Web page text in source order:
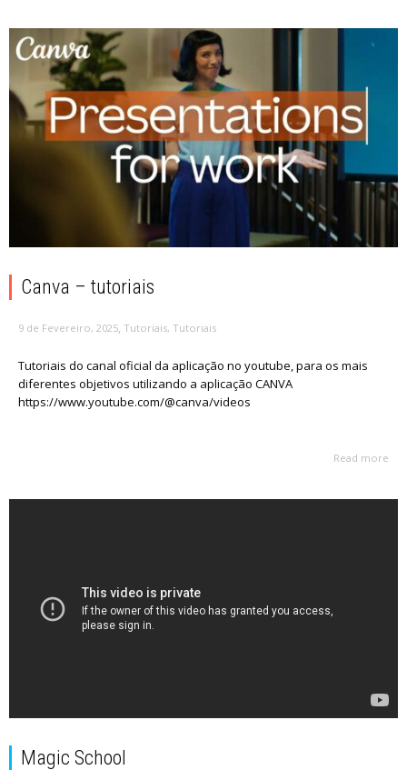
Canva – tutoriais
9 de Fevereiro, 2025, Tutoriais, Tutoriais
Tutoriais do canal oficial da aplicação no youtube, para os mais
diferentes objetivos utilizando a aplicação CANVA
https://www.youtube.com/@canva/videos
Read more
Magic School